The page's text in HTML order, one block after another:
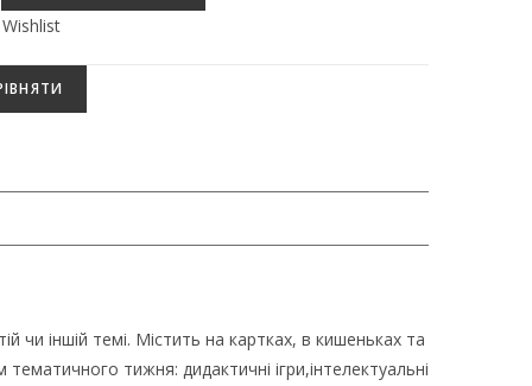
чи іншій темі. Містить на картках, в кишеньках та
тижня: дидактичні ігри,інтелектуальні